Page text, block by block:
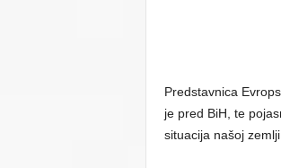
Predstavnica
je pred BiH, te
situacija našoj zemlji.